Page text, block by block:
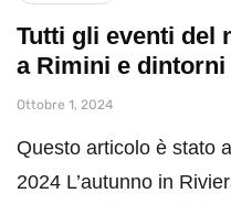
Tutti gli eventi del
a Rimini e dintorni
Ottobre 1, 2024
Questo articolo è stato
2024 L’autunno in